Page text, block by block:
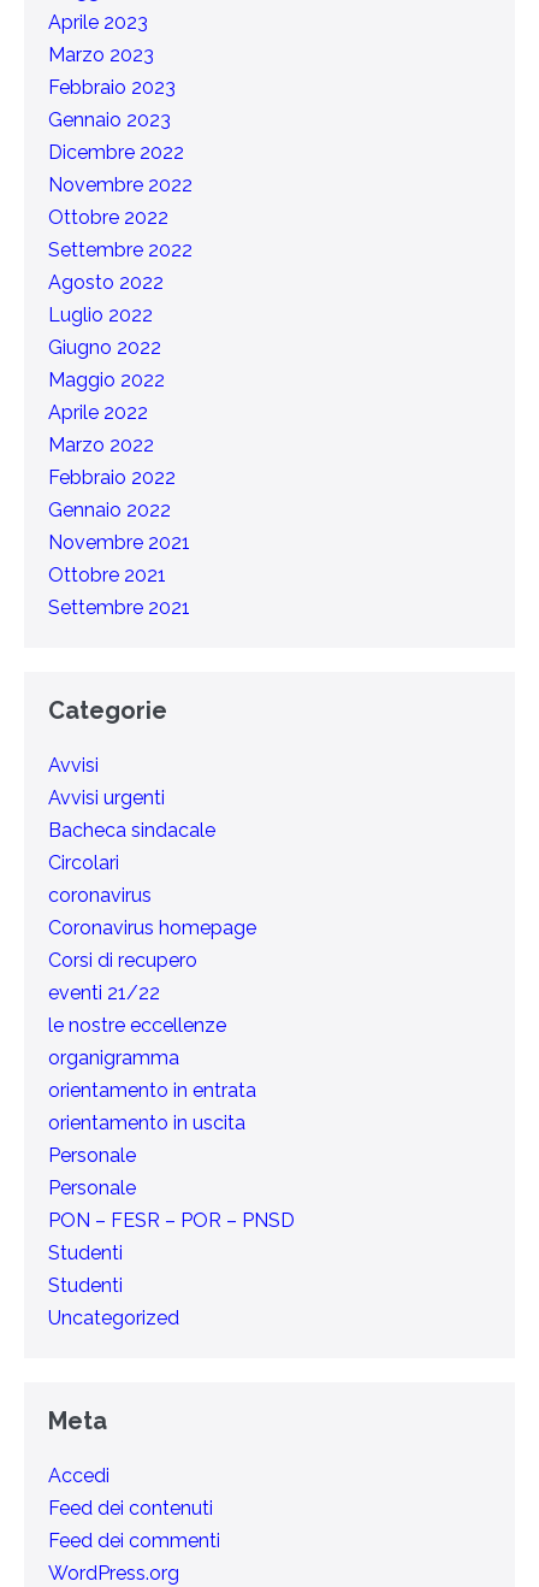
Aprile 2023
Marzo 2023
Febbraio 2023
Gennaio 2023
Dicembre 2022
Novembre 2022
Ottobre 2022
Settembre 2022
Agosto 2022
Luglio 2022
Giugno 2022
Maggio 2022
Aprile 2022
Marzo 2022
Febbraio 2022
Gennaio 2022
Novembre 2021
Ottobre 2021
Settembre 2021
Categorie
Avvisi
Avvisi urgenti
Bacheca sindacale
Circolari
coronavirus
Coronavirus homepage
Corsi di recupero
eventi 21/22
le nostre eccellenze
organigramma
orientamento in entrata
orientamento in uscita
Personale
Personale
PON – FESR – POR – PNSD
Studenti
Studenti
Uncategorized
Meta
Accedi
Feed dei contenuti
Feed dei commenti
WordPress.org